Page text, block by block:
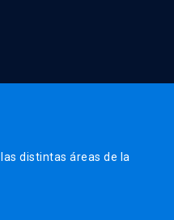
distintas áreas de la